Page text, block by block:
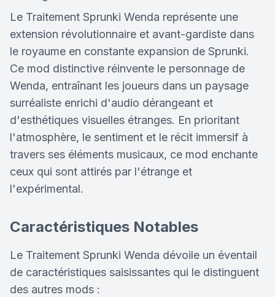
Le Traitement Sprunki Wenda représente une
extension révolutionnaire et avant-gardiste dans
le royaume en constante expansion de Sprunki.
Ce mod distinctive réinvente le personnage de
Wenda, entraînant les joueurs dans un paysage
surréaliste enrichi d'audio dérangeant et
d'esthétiques visuelles étranges. En prioritant
l'atmosphère, le sentiment et le récit immersif à
travers ses éléments musicaux, ce mod enchante
ceux qui sont attirés par l'étrange et
l'expérimental.
Caractéristiques Notables
Le Traitement Sprunki Wenda dévoile un éventail
de caractéristiques saisissantes qui le distinguent
des autres mods :